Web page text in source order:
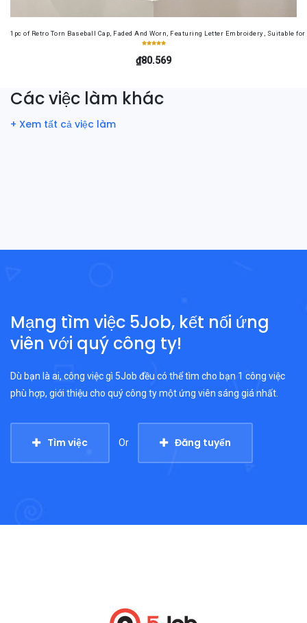
1pc of Retro Torn Baseball Cap, Faded And Worn, Featuring Letter Embroidery, Suitable
₫80.569
Các việc làm khác
+ Xem tất cả việc làm
Mạng tìm việc 5Job, kết nối ứng
viên với quý công ty!
Dù bạn là ai, công việc gì 5Job đều có thể tìm cho bạn 1 công việc
phù hợp, giới thiệu cho quý công ty một ứng viên sáng giá nhất.
Tìm việc Or Đăng tuyển